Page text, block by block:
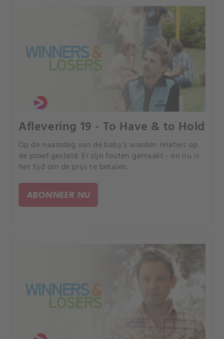
Aflevering 19 - To Have & to Hold
Op de naamdag van de baby's worden relaties op
de proef gesteld. Er zijn fouten gemaakt - en nu is
het tijd om de prijs te betalen.
ABONNEER NU